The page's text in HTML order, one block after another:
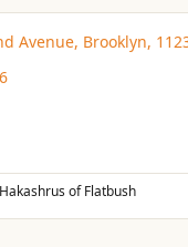
Avenue, Brooklyn,
of Flatbush